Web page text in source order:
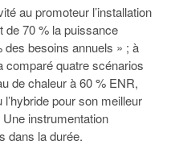
au promoteur l’installation
de 70 % la puissance
des besoins annuels » ; à
comparé quatre scénarios
de chaleur à 60 % ENR,
pour son meilleur
instrumentation
dans la durée.